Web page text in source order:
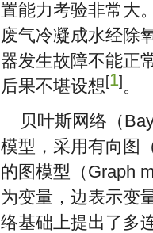
置能力考验非常大
废气冷凝成水经除
器发生故障不能正
后果不堪设想[1]。
贝叶斯网络（
模型，采用有向图
的图模型（Graph
为变量，边表示变
络基础上提出了多